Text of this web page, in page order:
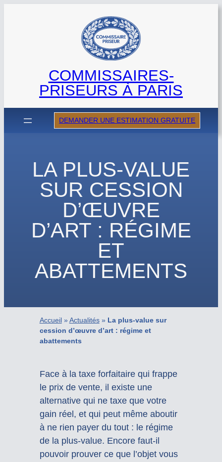
COMMISSAIRES-
PRISEURS À PARIS
DEMANDER UNE ESTIMATION GRATUITE
LA PLUS-VALUE
SUR CESSION
D’ŒUVRE
D’ART : RÉGIME
ET
ABATTEMENTS
Accueil»Actualités» La plus-value sur
cession d’œuvre d’art : régime et
abattements
Face à la taxe forfaitaire qui frappe
le prix de vente, il existe une
alternative qui ne taxe que votre
gain réel, et qui peut même aboutir
à ne rien payer du tout : le régime
de la plus-value. Encore faut-il
pouvoir prouver ce que l’objet vous